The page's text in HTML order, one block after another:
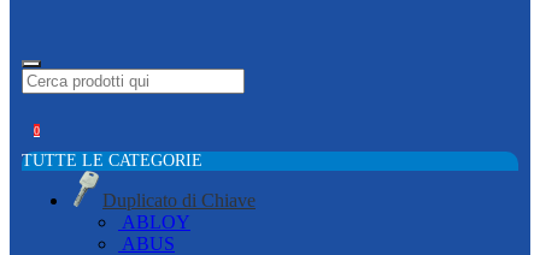
0
TUTTE LE CATEGORIE
Duplicato di Chiave
ABLOY
ABUS